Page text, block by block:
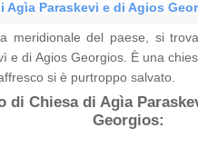
Agìa Paraskevi e di Agios
meridionale del paese, si
e di Agios Georgios. È una
si è purtroppo salvato.
di Chiesa di Agìa
Georgios: